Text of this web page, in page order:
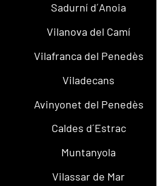
Sadurní d´Anoia
Vilanova del Camí
Vilafranca del Penedès
Viladecans
Avinyonet del Penedès
Caldes d´Estrac
Muntanyola
Vilassar de Mar